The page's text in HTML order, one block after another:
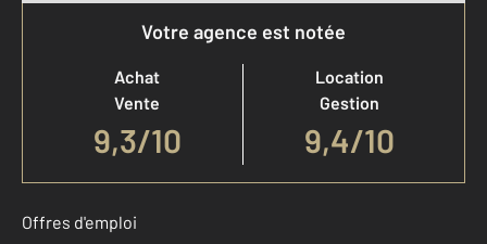
Votre agence est notée
Achat
Vente
9,3/10
Location
Gestion
9,4/10
Offres d'emploi